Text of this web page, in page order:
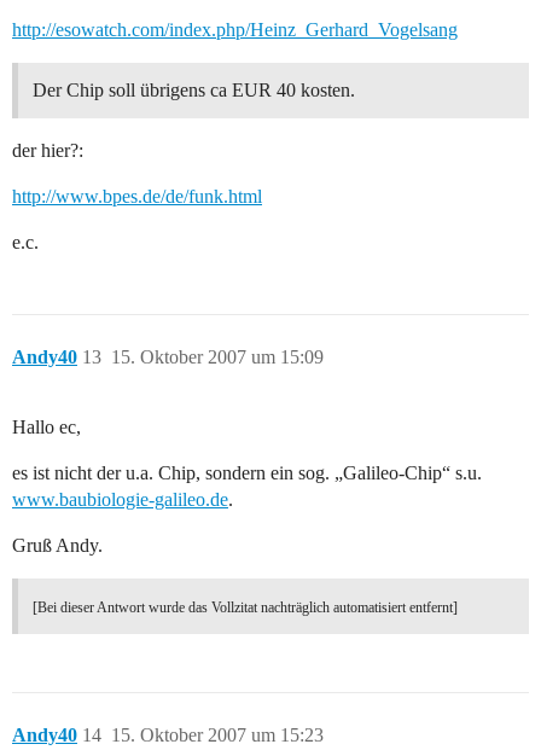
http://esowatch.com/index.php/Heinz_Gerhard_Vogelsang
Der Chip soll übrigens ca EUR 40 kosten.
der hier?:
http://www.bpes.de/de/funk.html
e.c.
Andy40 15. Oktober 2007 um 15:09
13
Hallo ec,
es ist nicht der u.a. Chip, sondern ein sog. „Galileo-Chip“ s.u.
www.baubiologie-galileo.de.
Gruß Andy.
[Bei dieser Antwort wurde das Vollzitat nachträglich automatisiert entfernt]
Andy40 15. Oktober 2007 um 15:23
14